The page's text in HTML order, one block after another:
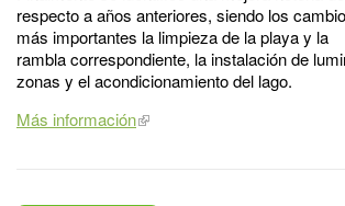
respecto a años anteriores, siendo los
más importantes la limpieza de la playa y la
rambla correspondiente, la instalación de
zonas y el acondicionamiento del lago.
Más información